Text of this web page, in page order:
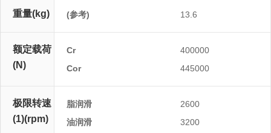
重量(kg) (参考) 13.6
额定载荷
(N)
Cr
400000
Cor
445000
极限转速
(1)(rpm)
脂润滑
2600
油润滑
3200